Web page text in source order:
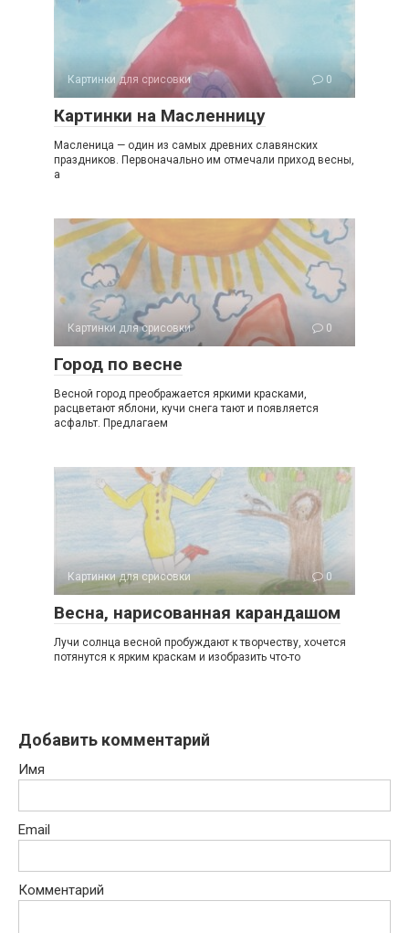
Картинки для срисовки 0
Картинки на Масленницу
Масленица — один из самых древних славянских
праздников. Первоначально им отмечали приход весны,
а
Картинки для срисовки 0
Город по весне
Весной город преображается яркими красками,
расцветают яблони, кучи снега тают и появляется
асфальт. Предлагаем
Картинки для срисовки 0
Весна, нарисованная карандашом
Лучи солнца весной пробуждают к творчеству, хочется
потянутся к ярким краскам и изобразить что-то
Добавить комментарий
Имя
Email
Комментарий